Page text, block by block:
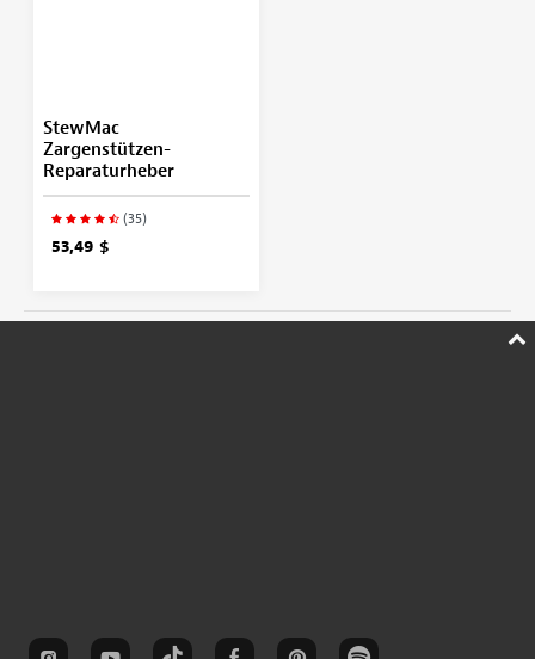
StewMac
Zargenstützen-
Reparaturheber
(35)
53,49 $